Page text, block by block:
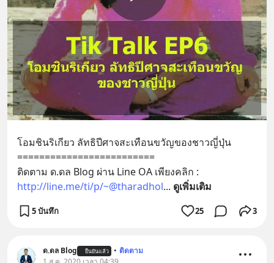
โอมชินริเกียว ลัทธิปีศาจสะเทือนขวัญของชาวญี่ปุ่น
=========================
ติดตาม ด.ดล Blog ผ่าน Line OA เพียงคลิก :
http://line.me/ti/p/~@tharadhol... ดูเพิ่มเติม
5 บันทึก 25 3
ด.ดล Blog ยืนยันแล้ว • ติดตาม